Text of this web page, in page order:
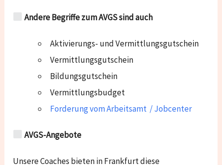
Andere Begriffe zum AVGS sind auch
Aktivierungs- und Vermittlungsgutschein
Vermittlungsgutschein
Bildungsgutschein
Vermittlungsbudget
Forderung vom Arbeitsamt / Jobcenter
AVGS-Angebote
Unsere Coaches bieten in Frankfurt diese